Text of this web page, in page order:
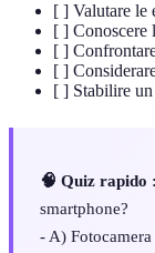
[ ] Valutare le
[ ] Conoscere
[ ]
[ ]
[ ] Stabilire
🧠 Quiz rapido :
smartphone?
- A) Fotocamera